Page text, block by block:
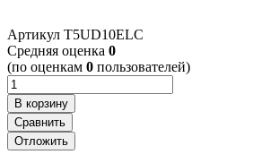
Артикул T5UD10ELC
Cредняя оценка 0
(по оценкам 0 пользователей)
В корзину
Сравнить
Отложить